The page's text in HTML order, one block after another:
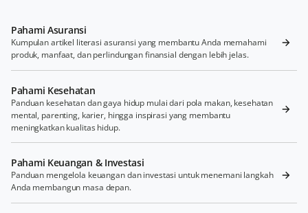
Pahami Asuransi
Kumpulan artikel literasi asuransi yang membantu Anda memahami
produk, manfaat, dan perlindungan finansial dengan lebih jelas.
Pahami Kesehatan
Panduan kesehatan dan gaya hidup mulai dari pola makan, kesehatan
mental, parenting, karier, hingga inspirasi yang membantu
meningkatkan kualitas hidup.
Pahami Keuangan & Investasi
Panduan mengelola keuangan dan investasi untuk menemani langkah
Anda membangun masa depan.